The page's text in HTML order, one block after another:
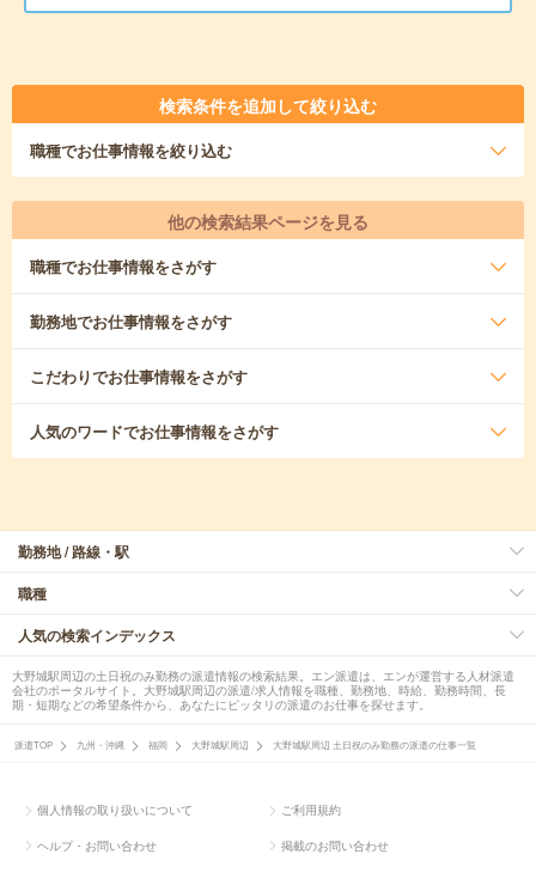
検索条件を追加して絞り込む
職種でお仕事情報を絞り込む
他の検索結果ページを見る
職種でお仕事情報をさがす
勤務地でお仕事情報をさがす
こだわりでお仕事情報をさがす
人気のワードでお仕事情報をさがす
勤務地 / 路線・駅
職種
人気の検索インデックス
大野城駅周辺の土日祝のみ勤務の派遣情報の検索結果。エン派遣は、エンが運営する人材派遣
会社のポータルサイト。大野城駅周辺の派遣/求人情報を職種、勤務地、時給、勤務時間、長
期・短期などの希望条件から、あなたにピッタリの派遣のお仕事を探せます。
派遣TOP 九州・沖縄 福岡 大野城駅周辺 大野城駅周辺 土日祝のみ勤務の派遣の仕事一覧
個人情報の取り扱いについて ご利用規約
ヘルプ・お問い合わせ 掲載のお問い合わせ